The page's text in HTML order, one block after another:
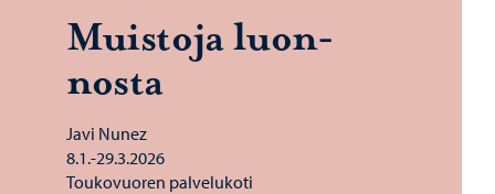
Muis­to­ja luon­
nos­ta
Javi Nunez
8.1.-29.3.2026
Toukovuoren palvelukoti